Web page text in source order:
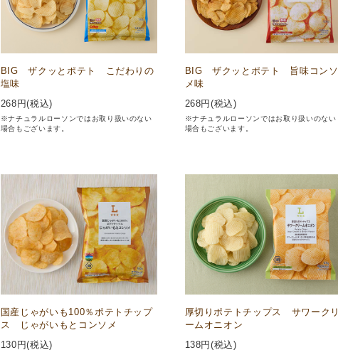
BIG ザクッとポテト こだわりの
塩味
268 円(税込)
※ナチュラルローソンではお取り扱いのない
場合もございます。
BIG ザクッとポテト 旨味コンソ
メ味
268円(税込)
※ナチュラルローソンではお取り扱いのない
場合もございます。
国産じゃがいも100％ポテトチップ
ス じゃがいもとコンソメ
130 円(税込)
厚切りポテトチップス サワークリ
ームオニオン
138円(税込)